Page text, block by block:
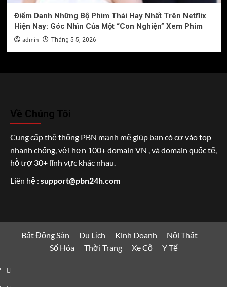
Điểm Danh Những Bộ Phim Thái Hay Nhất Trên Netflix
Hiện Nay: Góc Nhìn Của Một “Con Nghiện” Xem Phim
admin Tháng 5 5, 2026
Về Chúng Tôi
Cung cấp thệ thống PBN mạnh mẽ giúp bạn có cơ vào top
nhanh chống, với hơn 100+ domain VN , và domain quốc tế,
hỗ trợ 30+ lĩnh vực khác nhau.
Liên hệ : support@pbn24h.com
Bất Động Sản Du Lịch Kinh Doanh
Nội Thất
Số Hóa
Thời Trang Xe Cộ Y Tế
Bất